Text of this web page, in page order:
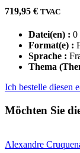
719,95 € TVAC
Datei(en) : 0
Format(e) :
Sprache :
Thema
Ich bestelle diesen
Möchten Sie
Alexandre